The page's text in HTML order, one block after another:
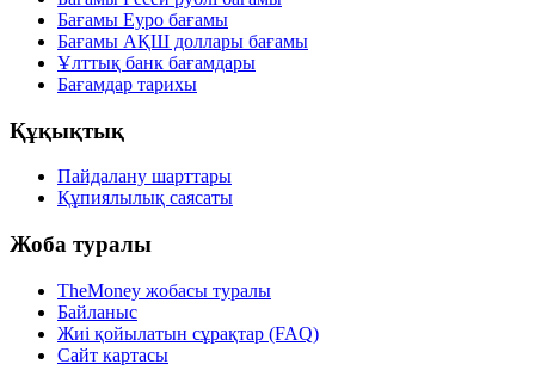
Бағамы Еуро бағамы
Бағамы АҚШ доллары бағамы
Ұлттық банк бағамдары
Бағамдар тарихы
Құқықтық
Пайдалану шарттары
Құпиялылық саясаты
Жоба туралы
TheMoney жобасы туралы
Байланыс
Жиі қойылатын сұрақтар (FAQ)
Сайт картасы